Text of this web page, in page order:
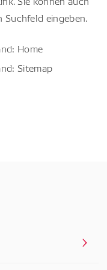
eingeben.
Home
Sitemap